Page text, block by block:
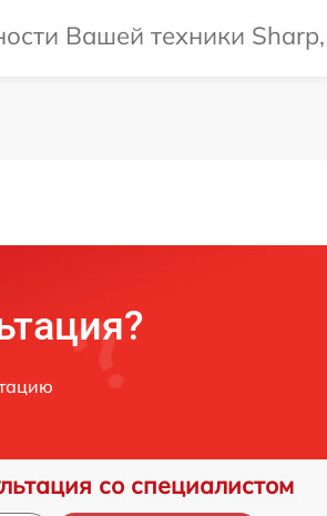
Вашей техники
со специалистом